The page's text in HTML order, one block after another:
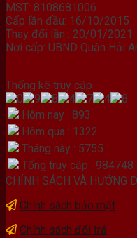
MST: 8108681006
Cấp lần đầu: 16/10/2015
Thay đổi lần : 20/01/2021
Nơi cấp: UBND Quận Hải
Thống kê truy cập
Hôm nay : 893
Hôm qua : 1322
Tháng này : 5755
Tổng truy cập : 984748
CHÍNH SÁCH VÀ HƯỚNG
Chính sách bảo mật
Chính sách đổi trả